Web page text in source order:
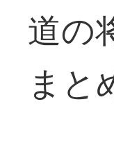
道の
まと